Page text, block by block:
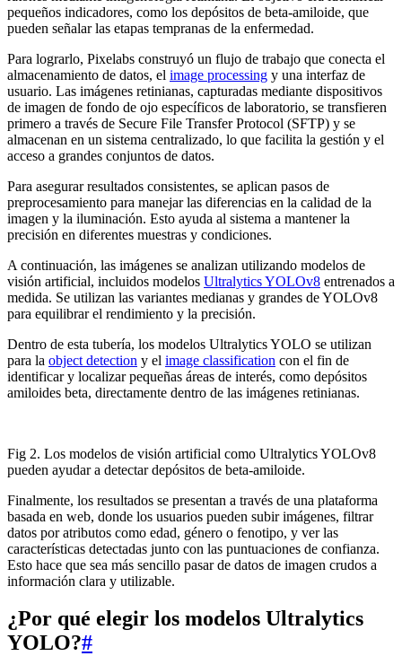
pequeños indicadores, como los depósitos de beta-amiloide, que
pueden señalar las etapas tempranas de la enfermedad.
Para lograrlo, Pixelabs construyó un flujo de trabajo que conecta el
almacenamiento de datos, el image processing y una interfaz de
usuario. Las imágenes retinianas, capturadas mediante dispositivos
de imagen de fondo de ojo específicos de laboratorio, se transfieren
primero a través de Secure File Transfer Protocol (SFTP) y se
almacenan en un sistema centralizado, lo que facilita la gestión y el
acceso a grandes conjuntos de datos.
Para asegurar resultados consistentes, se aplican pasos de
preprocesamiento para manejar las diferencias en la calidad de la
imagen y la iluminación. Esto ayuda al sistema a mantener la
precisión en diferentes muestras y condiciones.
A continuación, las imágenes se analizan utilizando modelos de
visión artificial, incluidos modelos Ultralytics YOLOv8 entrenados a
medida. Se utilizan las variantes medianas y grandes de YOLOv8
para equilibrar el rendimiento y la precisión.
Dentro de esta tubería, los modelos Ultralytics YOLO se utilizan
para la object detection y el image classification con el fin de
identificar y localizar pequeñas áreas de interés, como depósitos
amiloides beta, directamente dentro de las imágenes retinianas.
Fig 2. Los modelos de visión artificial como Ultralytics YOLOv8
pueden ayudar a detectar depósitos de beta-amiloide.
Finalmente, los resultados se presentan a través de una plataforma
basada en web, donde los usuarios pueden subir imágenes, filtrar
datos por atributos como edad, género o fenotipo, y ver las
características detectadas junto con las puntuaciones de confianza.
Esto hace que sea más sencillo pasar de datos de imagen crudos a
información clara y utilizable.
¿Por qué elegir los modelos Ultralytics
YOLO?#